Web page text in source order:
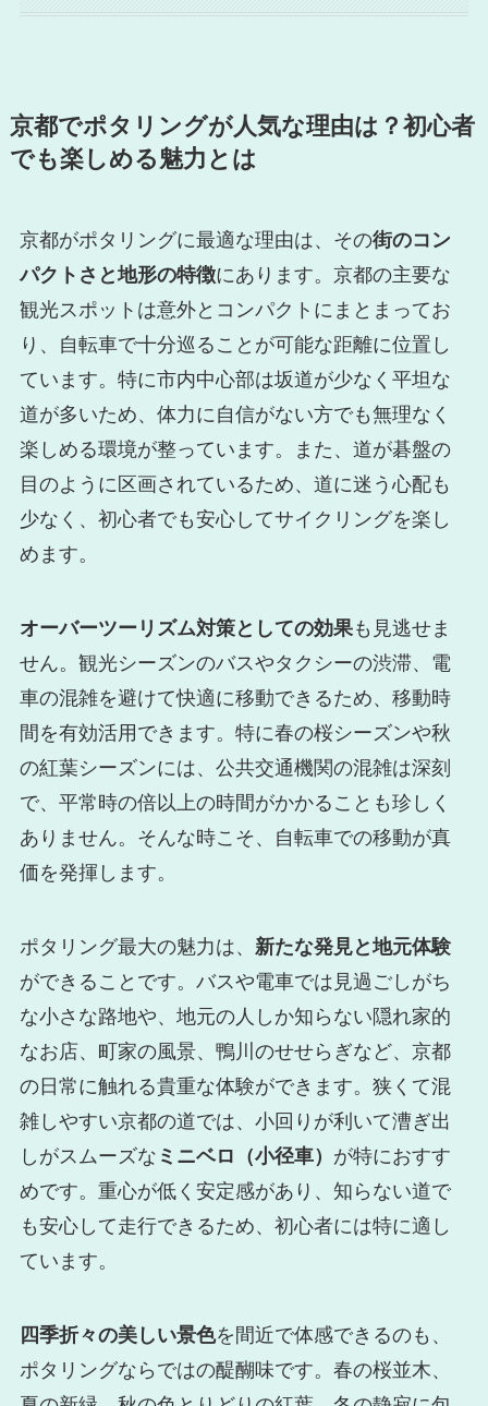
京都でポタリングが人気な理由は？初心者
でも楽しめる魅力とは
京都がポタリングに最適な理由は、その街のコン
パクトさと地形の特徴にあります。京都の主要な
観光スポットは意外とコンパクトにまとまってお
り、自転車で十分巡ることが可能な距離に位置し
ています。特に市内中心部は坂道が少なく平坦な
道が多いため、体力に自信がない方でも無理なく
楽しめる環境が整っています。また、道が碁盤の
目のように区画されているため、道に迷う心配も
少なく、初心者でも安心してサイクリングを楽し
めます。
オーバーツーリズム対策としての効果も見逃せま
せん。観光シーズンのバスやタクシーの渋滞、電
車の混雑を避けて快適に移動できるため、移動時
間を有効活用できます。特に春の桜シーズンや秋
の紅葉シーズンには、公共交通機関の混雑は深刻
で、平常時の倍以上の時間がかかることも珍しく
ありません。そんな時こそ、自転車での移動が真
価を発揮します。
ポタリング最大の魅力は、 新たな発見と地元体験
ができることです。バスや電車では見過ごしがち
な小さな路地や、地元の人しか知らない隠れ家的
なお店、町家の風景、鴨川のせせらぎなど、京都
の日常に触れる貴重な体験ができます。狭くて混
雑しやすい京都の道では、小回りが利いて漕ぎ出
しがスムーズな ミニベロ（小径車） が特におすす
めです。重心が低く安定感があり、知らない道で
も安心して走行できるため、初心者には特に適し
ています。
四季折々の美しい景色を間近で体感できるのも、
ポタリングならではの醍醐味です。春の桜並木、